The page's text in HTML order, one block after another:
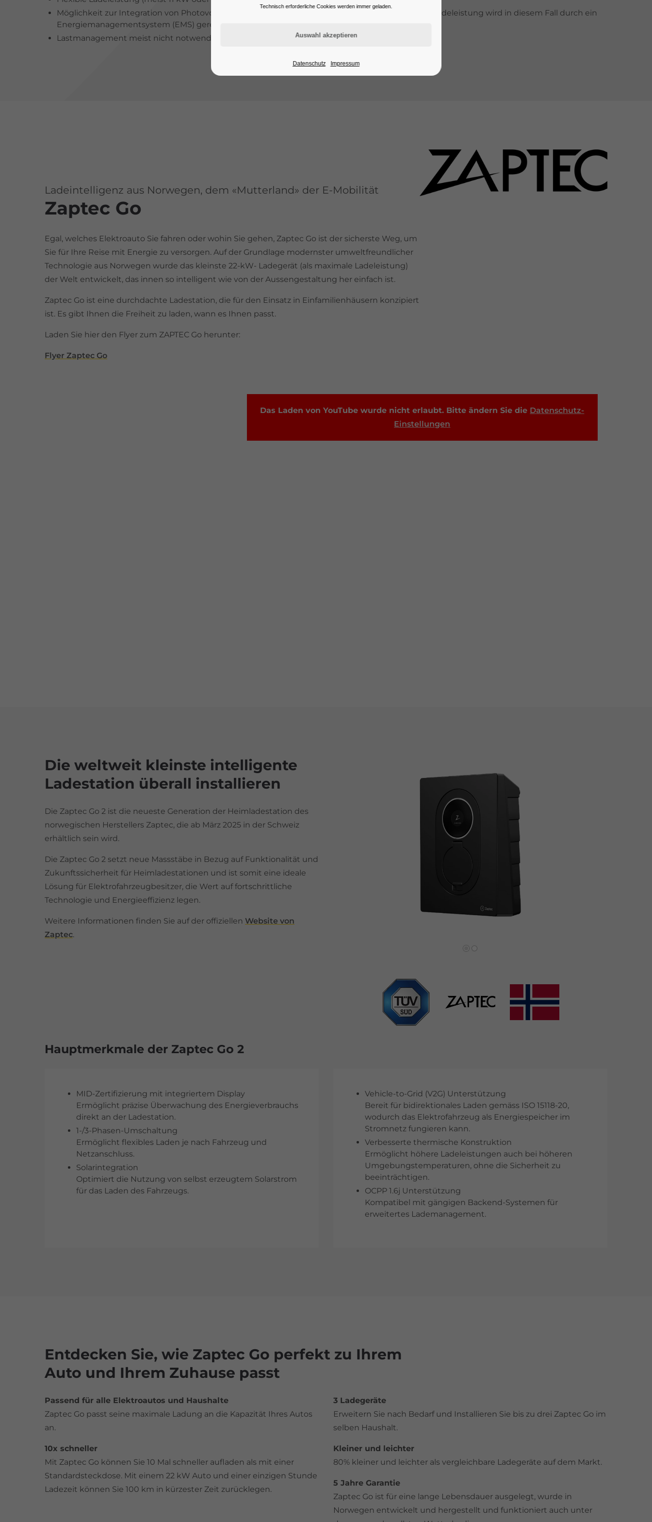
Möglichkeit zur Integration von Photovoltaikanlagen, um selbst erzeugten Strom zu nutzen. Die Ladeleistung wird in diesem Fall durch ein
Energiemanagementsystem (EMS) geregelt.
Lastmanagement meist nicht notwendig, da nur ein Nutzer vorhanden ist.
Lade­intelligenz aus Norwegen, dem «Mutterland» der E-Mobilität
Zaptec Go
Egal, welches Elektroauto Sie fahren oder wohin Sie gehen, Zaptec Go ist der sicherste Weg, um
Sie für Ihre Reise mit Energie zu versorgen. Auf der Grundlage modernster umweltfreundlicher
Technologie aus Norwegen wurde das kleinste 22-kW- Ladegerät (als maximale Ladeleistung)
der Welt entwickelt, das innen so intelligent wie von der Aussengestaltung her einfach ist.
Zaptec Go ist eine durchdachte Ladestation, die für den Einsatz in Einfamilienhäusern konzipiert
ist. Es gibt Ihnen die Freiheit zu laden, wann es Ihnen passt.
Laden Sie hier den Flyer zum ZAPTEC Go herunter:
Flyer Zaptec Go
Das Laden von YouTube wurde nicht erlaubt. Bitte ändern Sie die Datenschutz-
Einstellungen
Die weltweit kleinste intelligente
Ladestation überall installieren​
Die Zaptec Go 2 ist die neueste Generation der Heimladestation des
norwegischen Herstellers Zaptec, die ab März 2025 in der Schweiz
erhältlich sein wird.
Die Zaptec Go 2 setzt neue Massstäbe in Bezug auf Funktionalität und
Zukunftssicherheit für Heimladestationen und ist somit eine ideale
Lösung für Elektrofahrzeugbesitzer, die Wert auf fortschrittliche
Technologie und Energieeffizienz legen.
Weitere Informationen finden Sie auf der offiziellen Website von
Zaptec.
Vorwärts
Hauptmerkmale der Zaptec Go 2
MID-Zertifizierung mit integriertem Display
Ermöglicht präzise Überwachung des Energieverbrauchs
direkt an der Ladestation.
1-/3-Phasen-Umschaltung
Ermöglicht flexibles Laden je nach Fahrzeug und
Netzanschluss.
Solarintegration
Optimiert die Nutzung von selbst erzeugtem Solarstrom
für das Laden des Fahrzeugs.
Vehicle-to-Grid (V2G) Unterstützung
Bereit für bidirektionales Laden gemäss ISO 15118-20,
wodurch das Elektrofahrzeug als Energiespeicher im
Stromnetz fungieren kann.
Verbesserte thermische Konstruktion
Ermöglicht höhere Ladeleistungen auch bei höheren
Umgebungstemperaturen, ohne die Sicherheit zu
beeinträchtigen.
OCPP 1.6j Unterstützung
Kompatibel mit gängigen Backend-Systemen für
erweitertes Lademanagement.
Entdecken Sie, wie Zaptec Go perfekt zu Ihrem
Auto und Ihrem Zuhause passt
Passend für alle Elektroautos und Haushalte
Zaptec Go passt seine maximale Ladung an die Kapazität Ihres Autos
an.
10x schneller
Mit Zaptec Go können Sie 10 Mal schneller aufladen als mit einer
Standardsteckdose. Mit einem 22 kW Auto und einer einzigen Stunde
Ladezeit können Sie 100 km in kürzester Zeit zurücklegen.
3 Ladegeräte
Erweitern Sie nach Bedarf und Installieren Sie bis zu drei Zaptec Go im
selben Haushalt.
Kleiner und leichter
80% kleiner und leichter als vergleichbare Ladegeräte auf dem Markt.
5 Jahre Garantie
Zaptec Go ist für eine lange Lebensdauer ausgelegt, wurde in
Norwegen entwickelt und hergestellt und funktioniert auch unter
Technisch erforderliche Cookies werden immer geladen.
Datenschutz Impressum